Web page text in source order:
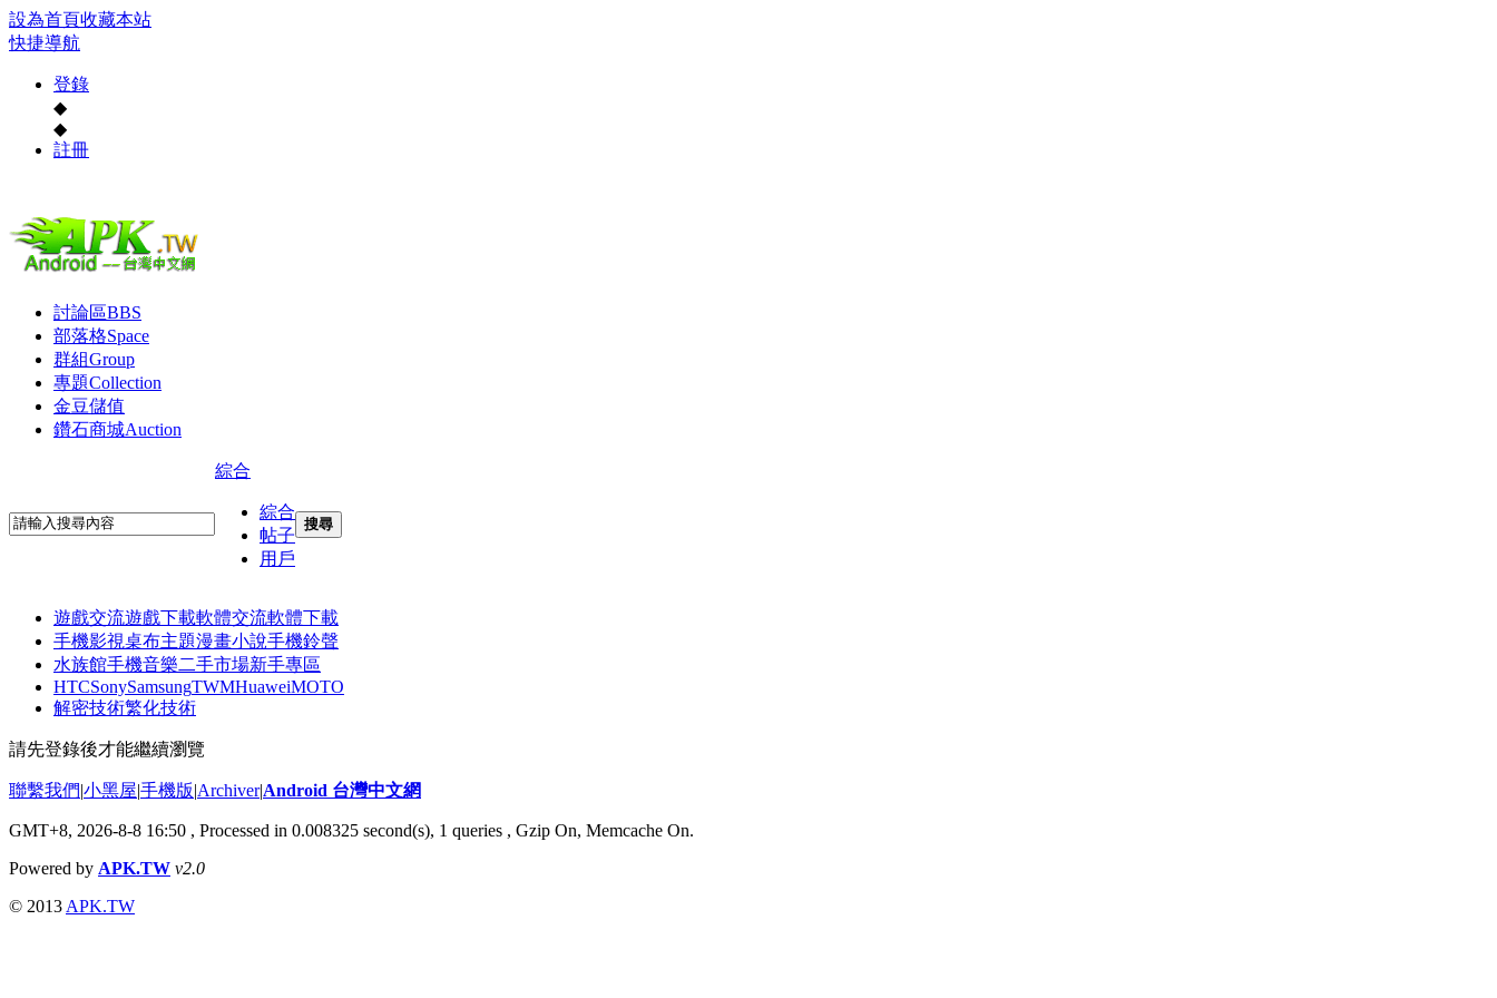
設為首頁收藏本站
快捷導航
登錄
◆
◆
註冊
討論區BBS
部落格Space
群組Group
專題Collection
金豆儲值
鑽石商城Auction
綜合
綜合
帖子
用戶
搜尋
遊戲交流遊戲下載軟體交流軟體下載
手機影視桌布主題漫畫小說手機鈴聲
水族館手機音樂二手市場新手專區
HTCSonySamsungTWMHuaweiMOTO
解密技術繁化技術
請先登錄後才能繼續瀏覽
聯繫我們|小黑屋|手機版|Archiver|Android 台灣中文網
GMT+8, 2026-8-8 16:50 , Processed in 0.008325 second(s), 1 queries , Gzip On, Memcache On.
Powered by APK.TW v2.0
© 2013 APK.TW